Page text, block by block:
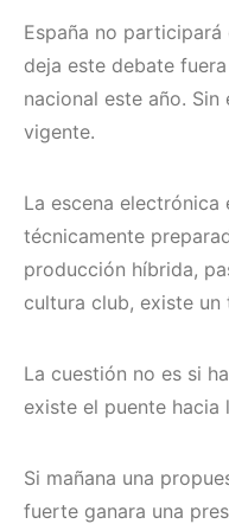
España no
deja este debate
nacional este año.
vigente.
La escena electrónica
técnicamente
producción híbrida,
cultura club, existe
La cuestión no es si
existe el puente
Si mañana una
fuerte ganara una